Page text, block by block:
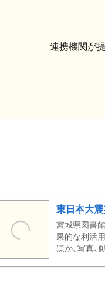
連携機関が
東日本大
宮城県図書
果的な利活
ほか、写真、